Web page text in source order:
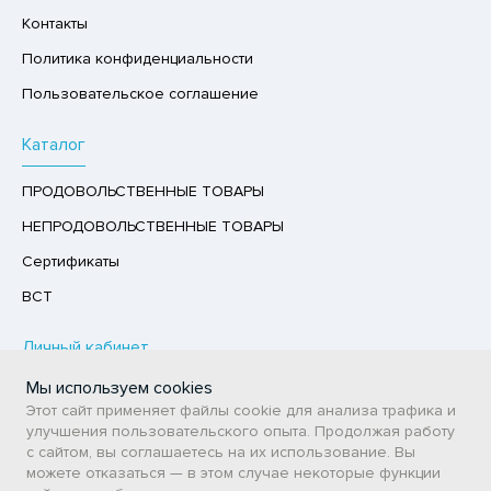
ПРОДУКТ
ШОКОЛАДНЫЕ БАТОНЧИКИ,
ПАСТА
Контакты
Политика конфиденциальности
Пользовательское соглашение
Каталог
ПРОДОВОЛЬСТВЕННЫЕ ТОВАРЫ
НЕПРОДОВОЛЬСТВЕННЫЕ ТОВАРЫ
Сертификаты
ВСТ
Личный кабинет
Авторизация / Регистрация
Мои заказы
Избранное
Мы используем cookies
Этот сайт применяет файлы cookie для анализа трафика и
улучшения пользовательского опыта. Продолжая работу
с сайтом, вы соглашаетесь на их использование. Вы
можете отказаться — в этом случае некоторые функции